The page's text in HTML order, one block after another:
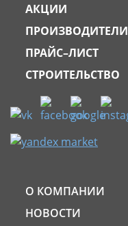
АКЦИИ
ПРОИЗВОДИТЕЛИ
ПРАЙС–ЛИСТ
СТРОИТЕЛЬСТВО
О КОМПАНИИ
НОВОСТИ